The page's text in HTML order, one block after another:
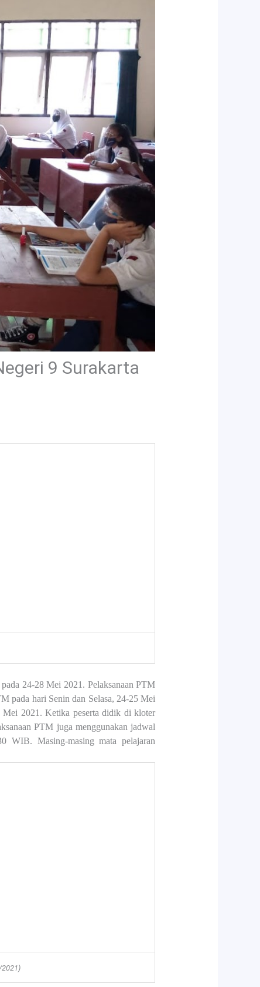
9 Surakarta
24-28 Mei 2021. Pelaksanaan PTM
pada hari Senin dan Selasa, 24-25 Mei
Mei 2021. Ketika peserta didik di kloter
PTM juga menggunakan jadwal
WIB. Masing-masing mata pelajaran
2021)